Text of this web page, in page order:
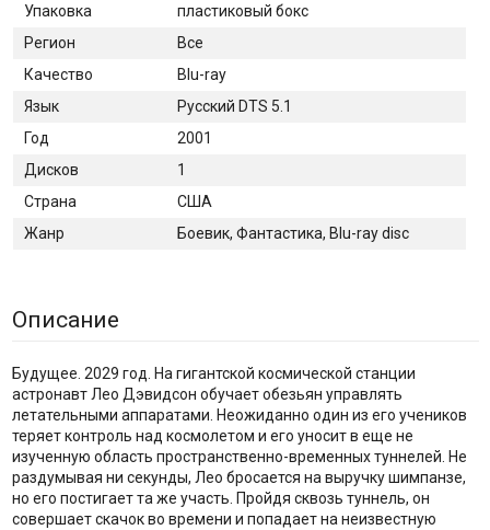
Упаковка
пластиковый бокс
Регион
Все
Качество
Blu-ray
Язык
Русский DTS 5.1
Год
2001
Дисков
1
Страна
США
Жанр
Боевик, Фантастика, Blu-ray disc
Описание
Будущее. 2029 год. На гигантской космической станции
астронавт Лео Дэвидсон обучает обезьян управлять
летательными аппаратами. Неожиданно один из его учеников
теряет контроль над космолетом и его уносит в еще не
изученную область пространственно-временных туннелей. Не
раздумывая ни секунды, Лео бросается на выручку шимпанзе,
но его постигает та же участь. Пройдя сквозь туннель, он
совершает скачок во времени и попадает на неизвестную